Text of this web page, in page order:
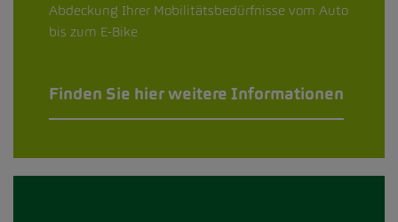
Abdeckung Ihrer Mobilitätsbedürfnisse vom Auto
bis zum E-Bike
Finden Sie hier weitere Informationen